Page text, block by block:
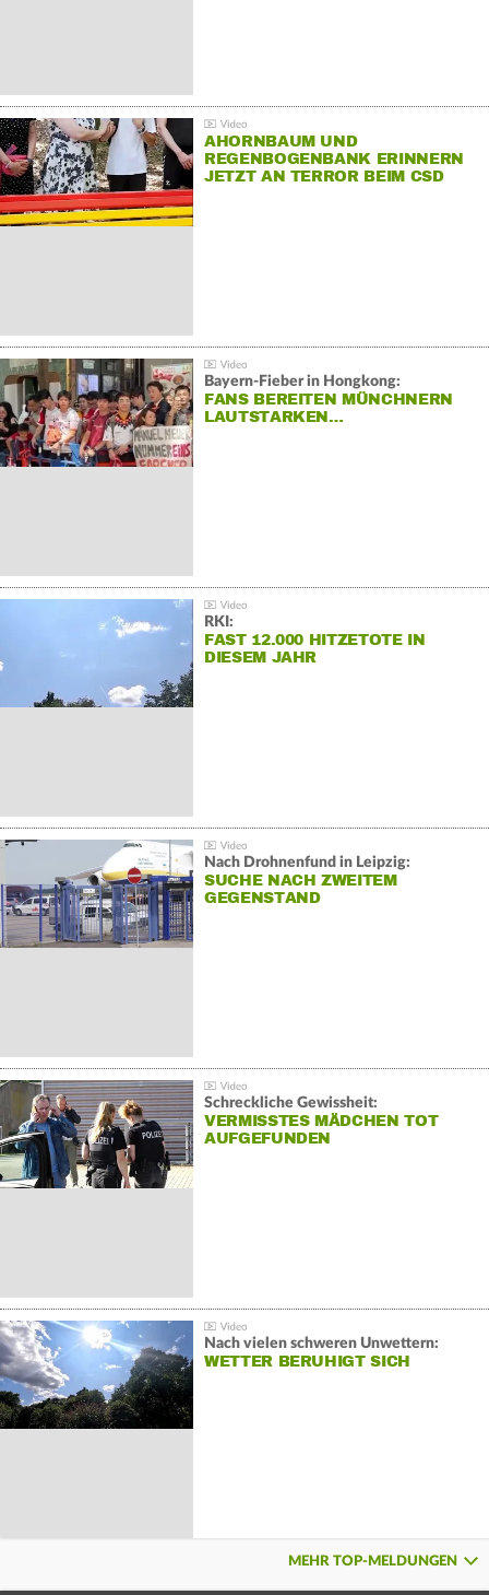
AHORNBAUM UND
REGENBOGENBANK ERINNERN
JETZT AN TERROR BEIM CSD
Bayern-Fieber in Hongkong:
FANS BEREITEN MÜNCHNERN
LAUTSTARKEN…
RKI:
FAST 12.000 HITZETOTE IN
DIESEM JAHR
Nach Drohnenfund in Leipzig:
SUCHE NACH ZWEITEM
GEGENSTAND
Schreckliche Gewissheit:
VERMISSTES MÄDCHEN TOT
AUFGEFUNDEN
Nach vielen schweren Unwettern:
WETTER BERUHIGT SICH
MEHR TOP-MELDUNGEN